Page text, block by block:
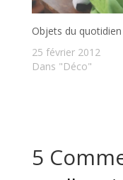
Objets du quotidien
25 février 2012
Dans "Déco"
5